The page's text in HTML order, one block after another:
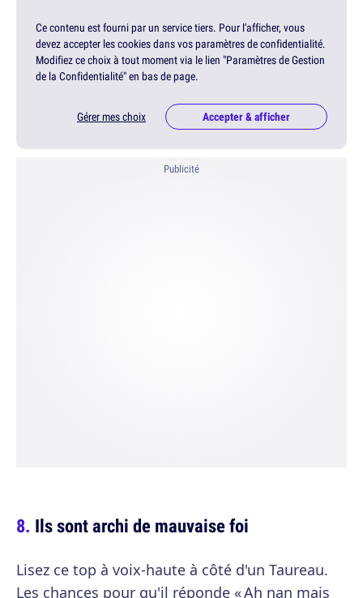
Ce contenu est fourni par un service tiers. Pour l'afficher, vous
devez accepter les cookies dans vos paramètres de confidentialité.
Modifiez ce choix à tout moment via le lien "Paramètres de Gestion
de la Confidentialité" en bas de page.
Gérer mes choix Accepter & afficher
Publicité
Ils sont archi de mauvaise foi
Lisez ce top à voix-haute à côté d'un Taureau.
Les chances pour qu'il réponde « Ah nan mais